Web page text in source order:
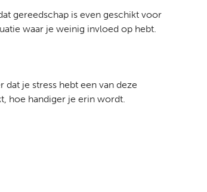
gereedschap is even geschikt voor
waar je weinig invloed op hebt.
je stress hebt een van deze
hoe handiger je erin wordt.